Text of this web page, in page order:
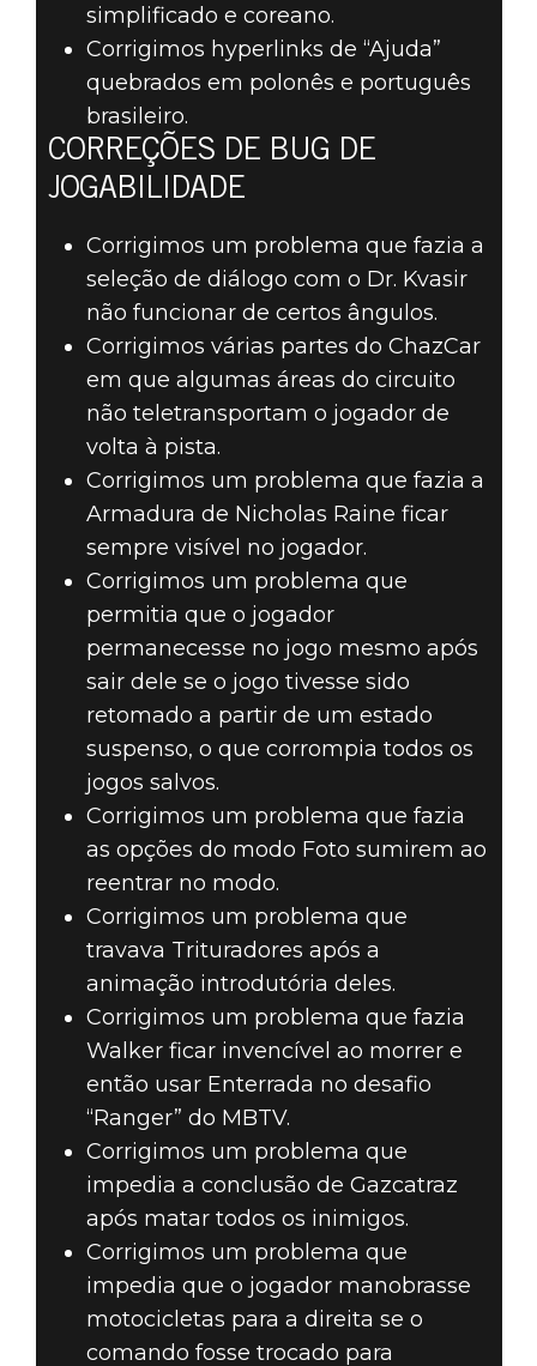
simplificado e coreano.
Corrigimos hyperlinks de “Ajuda”
quebrados em polonês e português
brasileiro.
CORREÇÕES DE BUG DE
JOGABILIDADE
Corrigimos um problema que fazia a
seleção de diálogo com o Dr. Kvasir
não funcionar de certos ângulos.
Corrigimos várias partes do ChazCar
em que algumas áreas do circuito
não teletransportam o jogador de
volta à pista.
Corrigimos um problema que fazia a
Armadura de Nicholas Raine ficar
sempre visível no jogador.
Corrigimos um problema que
permitia que o jogador
permanecesse no jogo mesmo após
sair dele se o jogo tivesse sido
retomado a partir de um estado
suspenso, o que corrompia todos os
jogos salvos.
Corrigimos um problema que fazia
as opções do modo Foto sumirem ao
reentrar no modo.
Corrigimos um problema que
travava Trituradores após a
animação introdutória deles.
Corrigimos um problema que fazia
Walker ficar invencível ao morrer e
então usar Enterrada no desafio
“Ranger” do MBTV.
Corrigimos um problema que
impedia a conclusão de Gazcatraz
após matar todos os inimigos.
Corrigimos um problema que
impedia que o jogador manobrasse
motocicletas para a direita se o
comando fosse trocado para